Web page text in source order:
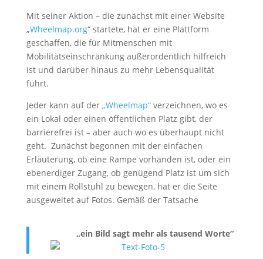
Mit seiner Aktion – die zunächst mit einer Website
„Wheelmap.org“ startete, hat er eine Plattform
geschaffen, die für Mitmenschen mit
Mobilitätseinschränkung außerordentlich hilfreich
ist und darüber hinaus zu mehr Lebensqualität
führt.
Jeder kann auf der „Wheelmap“verzeichnen, wo es
ein Lokal oder einen öffentlichen Platz gibt, der
barrierefrei ist – aber auch wo es überhaupt nicht
geht. Zunächst begonnen mit der einfachen
Erläuterung, ob eine Rampe vorhanden ist, oder ein
ebenerdiger Zugang, ob genügend Platz ist um sich
mit einem Rollstuhl zu bewegen, hat er die Seite
ausgeweitet auf Fotos. Gemäß der Tatsache
„ein Bild sagt mehr als tausend Worte“